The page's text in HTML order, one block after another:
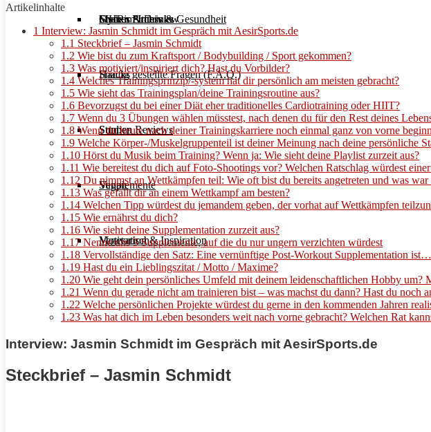
Frauen Fitness & Gesundheit
Häufig gestellte Fragen (F.A.Q.)
Studien Reviews
Supplemente
Motivation & Inspiration
Shakes & Drinks
Snacks
Suppen
Vegan
Vegetarisch
Gym im Interview
MHRx Archiv
Artikelinhalte
1 Interview: Jasmin Schmidt im Gespräch mit AesirSports.de
1.1 Steckbrief – Jasmin Schmidt
1.2 Wie bist du zum Kraftsport / Bodybuilding / Sport gekommen?
1.3 Was motiviert/inspiriert dich? Hast du Vorbilder?
1.4 Welches Trainingsprinzip/-system hat dir persönlich am meisten gebracht?
1.5 Wie sieht das Trainingsplan/deine Trainingsroutine aus?
1.6 Bevorzugst du bei einer Diät eher traditionelles Cardiotraining oder HIIT?
1.7 Wenn du 3 Übungen wählen müsstest, nach denen du für den Rest deines
1.8 Wenn du heute nach deiner Trainingskarriere noch einmal ganz von vorne
1.9 Welche Körper-/Muskelgruppenteil ist deiner Meinung nach deine persönliche
1.10 Hörst du Musik beim Training? Wenn ja: Wie sieht deine Playlist zurzeit aus?
1.11 Wie bereitest du dich auf Foto-Shootings vor? Welchen Ratschlag würdest
1.12 Du nimmst an Wettkämpfen teil: Wie oft bist du bereits angetreten und was
1.13 Was gefällt dir an einem Wettkampf am besten?
1.14 Welchen Tipp würdest du jemandem geben, der vorhat auf Wettkämpfen
1.15 Wie ernährst du dich?
1.16 Wie sieht deine Supplementation zurzeit aus?
1.17Nenne uns 3 Supplemente, auf die du nur ungern verzichten würdest
1.18 Vervollständige den Satz: Eine vernünftige Post-Workout Supplementation
1.19 Hast du ein Lieblingszitat / Motto / Maxime?
1.20 Wie geht dein persönliches Umfeld mit deinem leidenschaftlichen Hobby um?
1.21 Wenn du gerade nicht am trainieren bist – was machst du dann? Hast du noch
1.22 Welche persönlichen Projekte würdest du gerne in den kommenden Jahren
1.23 Was hat dich im Leben besonders weit nach vorne gebracht? Welchen Rat
Interview: Jasmin Schmidt im Gespräch mit AesirSports.de
Steckbrief – Jasmin Schmidt